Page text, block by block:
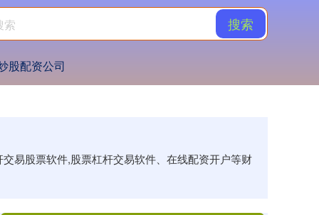
搜索
股配资公司
易股票软件,股票杠杆交易软件、在线配资开户等财